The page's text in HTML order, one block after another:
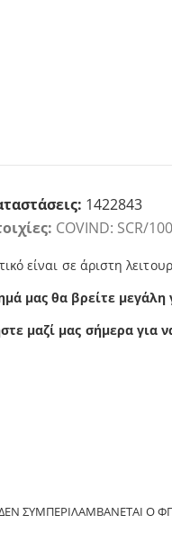
1422843
COVIND: SCR/
είναι σε άριστη
μας θα βρείτε
μαζί μας σήμερα για
ΣΥΜΠΕΡΙΛΑΜΒΑΝΕΤΑΙ Ο